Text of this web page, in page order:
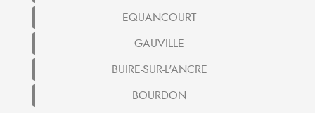
EQUANCOURT
GAUVILLE
BUIRE-SUR-L'ANCRE
BOURDON